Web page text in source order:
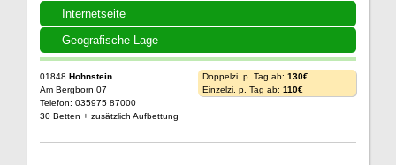
Internetseite
Geografische Lage
01848 Hohnstein
Am Bergborn 07
Telefon: 035975 87000
30 Betten + zusätzlich Aufbettung
Doppelzi. p. Tag ab: 130€
Einzelzi. p. Tag ab: 110€